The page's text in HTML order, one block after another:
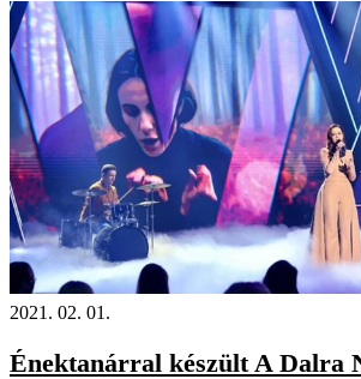
2021. 02. 01.
Énektanárral készült A Dalra